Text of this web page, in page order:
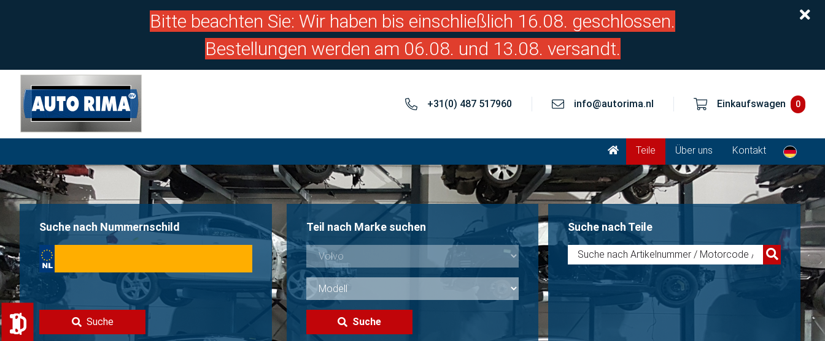
Bitte beachten Sie: Wir haben bis einschließlich 16.08. geschlossen.
Bestellungen werden am 06.08. und 13.08. versandt.
+31(0) 487 517960 info@autorima.nl Einkaufswagen 0
Teile Über uns Kontakt
Suche nach Nummernschild
Suche
Teil nach Marke suchen
Suche
Suche nach Teile